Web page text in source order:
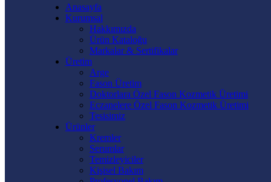
Anasayfa
Kurumsal
Hakkımızda
Ürün Kataloğu
Markalar & Sertifikalar
Üretim
Arge
Fason Üretim
Doktorlara Özel Fason Kozmetik Üretimi
Eczanelere Özel Fason Kozmetik Üretimi
Tesisimiz
Ürünler
Kremler
Serumlar
Temizleyiciler
Kişisel Bakım